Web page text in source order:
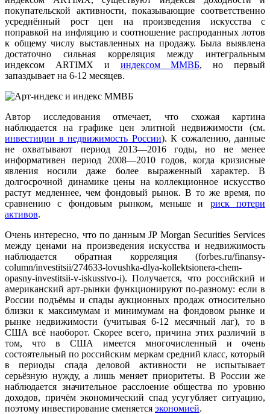
покупательской активности, показывающие соответственно
усреднённый рост цен на произведения искусства с
поправкой на инфляцию и соотношение распроданных лотов
к общему числу выставленных на продажу. Была выявлена
достаточно сильная корреляция между интегральным
индексом ARTIMX и индексом ММВБ, но первый
запаздывает на 6-12 месяцев.
Автор исследования отмечает, что схожая картина
наблюдается на графике цен элитной недвижимости (см.
инвестиции в недвижимость России). К сожалению, данные
не охватывают период 2013—2016 годы, но не менее
информативен период 2008—2010 годов, когда кризисные
явления носили даже более выраженный характер. В
долгосрочной динамике цены на коллекционное искусство
растут медленнее, чем фондовый рынок. В то же время, по
сравнению с фондовым рынком, меньше и риск потери
активов.
Очень интересно, что по данным JP Morgan Securities Services
между ценами на произведения искусства и недвижимость
наблюдается обратная корреляция (forbes.ru/finansy-
column/investitsii/274633-lovushka-dlya-kollektsionera-chem-
opasny-investitsii-v-iskusstvo-i). Получается, что российский и
американский арт-рынки функционируют по-разному: если в
России подъёмы и спады аукционных продаж относительно
близки к максимумам и минимумам на фондовом рынке и
рынке недвижимости (учитывая 6-12 месячный лаг), то в
США всё наоборот. Скорее всего, причина этих различий в
том, что в США имеется многочисленный и очень
состоятельный по российским меркам средний класс, который
в периоды спада деловой активности не испытывает
серьёзную нужду, а лишь меняет приоритеты. В России же
наблюдается значительное расслоение общества по уровню
доходов, причём экономический спад усугубляет ситуацию,
поэтому инвестирование сменяется экономией.